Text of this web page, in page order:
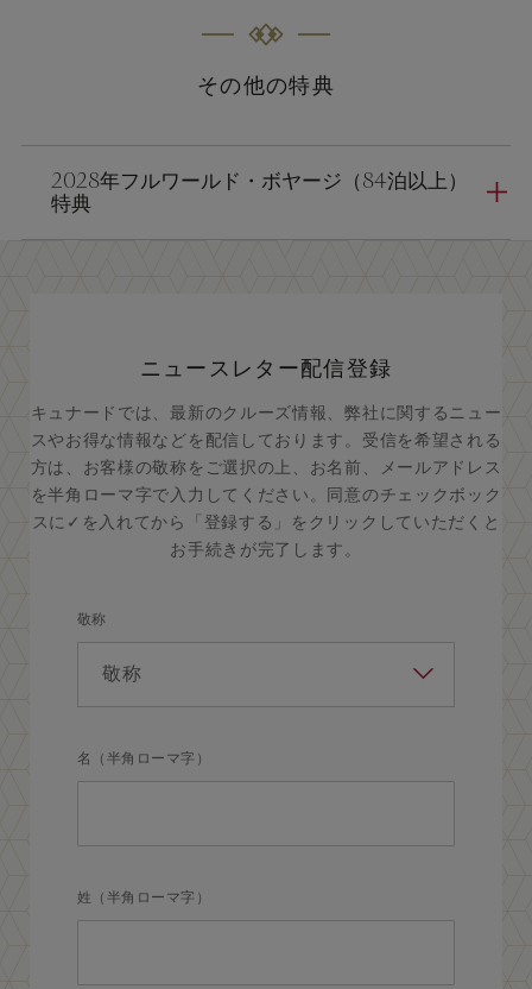
その他の特典
2028年フルワールド・ボヤージ（84泊以上）
特典
ニュースレター配信登録
キュナードでは、最新のクルーズ情報、弊社に関するニュー
スやお得な情報などを配信しております。受信を希望される
方は、お客様の敬称をご選択の上、お名前、メールアドレス
を半角ローマ字で入力してください。同意のチェックボック
スに✓を入れてから「登録する」をクリックしていただくと
お手続きが完了します。
敬称
名（半角ローマ字）
姓（半角ローマ字）